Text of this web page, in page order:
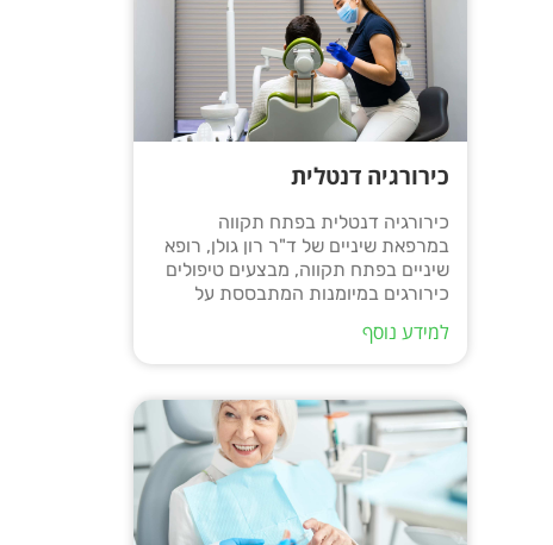
כירורגיה דנטלית
כירורגיה דנטלית בפתח תקווה
במרפאת שיניים של ד"ר רון גולן, רופא
שיניים בפתח תקווה, מבצעים טיפולים
כירורגים במיומנות המתבססת על
למידע נוסף